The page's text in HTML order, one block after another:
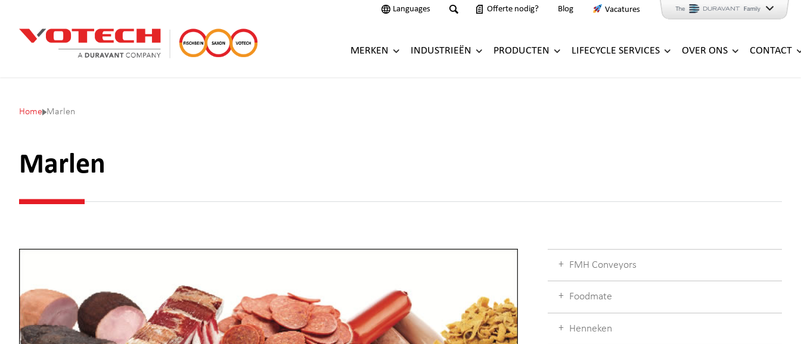
Languages Offerte nodig? Blog Vacatures
MERKEN INDUSTRIEËN PRODUCTEN LIFECYCLE SERVICES OVER ONS CONTACT
Home Marlen
Marlen
FMH Conveyors
Foodmate
Henneken